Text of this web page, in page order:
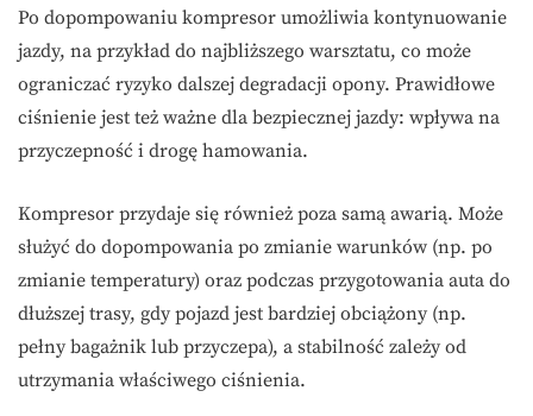
Po dopompowaniu kompresor umożliwia kontynuowanie
jazdy, na przykład do najbliższego warsztatu, co może
ograniczać ryzyko dalszej degradacji opony. Prawidłowe
ciśnienie jest też ważne dla bezpiecznej jazdy: wpływa na
przyczepność i drogę hamowania.
Kompresor przydaje się również poza samą awarią. Może
służyć do dopompowania po zmianie warunków (np. po
zmianie temperatury) oraz podczas przygotowania auta do
dłuższej trasy, gdy pojazd jest bardziej obciążony (np.
pełny bagażnik lub przyczepa), a stabilność zależy od
utrzymania właściwego ciśnienia.